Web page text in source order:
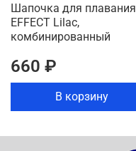
Шапочка для плавания
EFFECT Lilac,
комбинированный
660 ₽
В корзину